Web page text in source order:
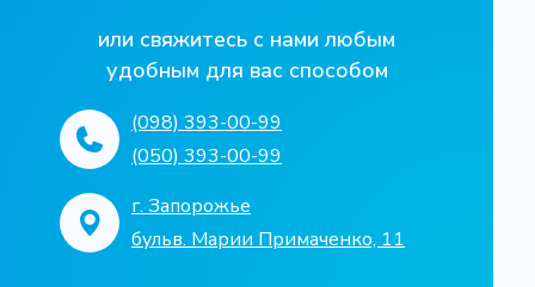
или свяжитесь с нами любым
удобным для вас способом
(098) 393-00-99
(050) 393-00-99
г. Запорожье
бульв. Марии Примаченко, 11